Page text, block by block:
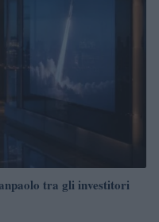
tra gli investitori